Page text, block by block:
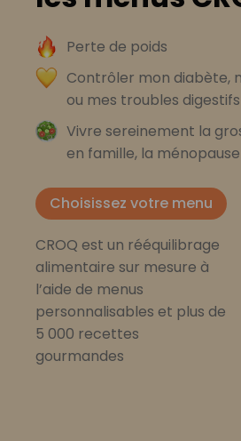
Perte de poids
Contrôler mon diabète,
ou mes troubles digestifs
Vivre sereinement la
en famille, la ménopause
Choisissez votre menu
CROQ est un rééquilibrage
alimentaire sur mesure à
l’aide de menus
personnalisables et plus de
5 000 recettes
gourmandes